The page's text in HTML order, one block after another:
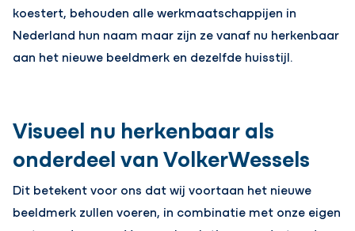
koestert, behouden alle werkmaatschappijen in
Nederland hun naam maar zijn ze vanaf nu herkenbaar
aan het nieuwe beeldmerk en dezelfde huisstijl.
Visueel nu herkenbaar als
onderdeel van VolkerWessels
Dit betekent voor ons dat wij voortaan het nieuwe
beeldmerk zullen voeren, in combinatie met onze eigen